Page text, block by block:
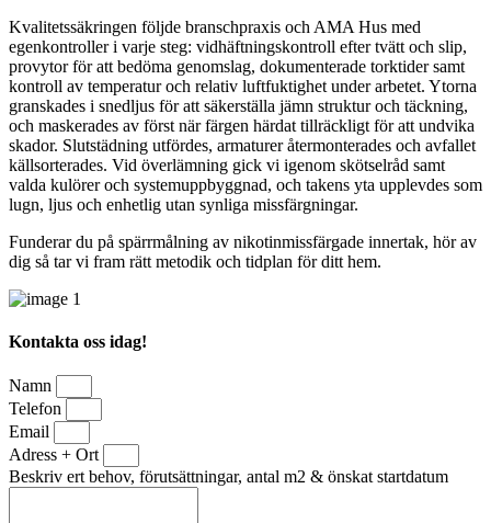
Kvalitetssäkringen följde branschpraxis och AMA Hus med
egenkontroller i varje steg: vidhäftningskontroll efter tvätt och slip,
provytor för att bedöma genomslag, dokumenterade torktider samt
kontroll av temperatur och relativ luftfuktighet under arbetet. Ytorna
granskades i snedljus för att säkerställa jämn struktur och täckning,
och maskerades av först när färgen härdat tillräckligt för att undvika
skador. Slutstädning utfördes, armaturer återmonterades och avfallet
källsorterades. Vid överlämning gick vi igenom skötselråd samt
valda kulörer och systemuppbyggnad, och takens yta upplevdes som
lugn, ljus och enhetlig utan synliga missfärgningar.
Funderar du på spärrmålning av nikotinmissfärgade innertak, hör av
dig så tar vi fram rätt metodik och tidplan för ditt hem.
Kontakta oss idag!
Namn
Telefon
Email
Adress + Ort
Beskriv ert behov, förutsättningar, antal m2 & önskat startdatum